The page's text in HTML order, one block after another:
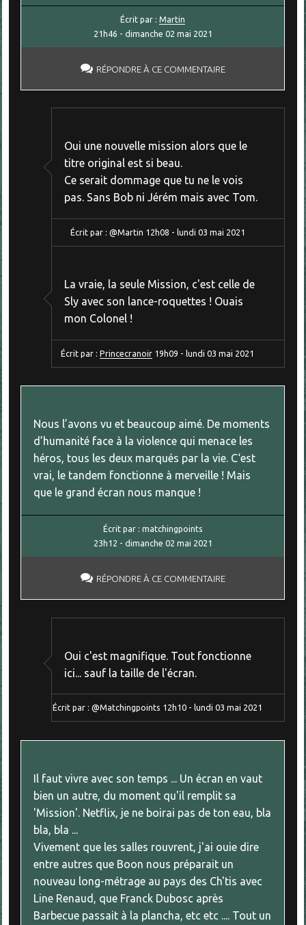
Écrit par :Martin
21h46 - dimanche 02 mai 2021
RÉPONDRE À CE COMMENTAIRE
Oui une nouvelle mission alors que le
titre original est si beau.
Ce serait dommage que tu ne le vois
pas. Sans Bob ni Jérém mais avec Tom.
Écrit par : @Martin 12h08 - lundi 03 mai 2021
La vraie, la seule Mission, c'est celle de
Sly avec son lance-roquettes ! Ouais
mon Colonel !
Écrit par :Princecranoir 19h09 -lundi 03 mai 2021
Nous l’avons vu et beaucoup aimé. De moments
d’humanité face à la violence qui menace les
héros, tous les deux marqués par la vie. C‘est
vrai, le tandem fonctionne à merveille ! Mais
que le grand écran nous manque !
Écrit par : matchingpoints
23h12 - dimanche 02 mai 2021
RÉPONDRE À CE COMMENTAIRE
Oui c'est magnifique. Tout fonctionne
ici... sauf la taille de l'écran.
Écrit par :@Matchingpoints 12h10 - lundi 03 mai 2021
Il faut vivre avec son temps ... Un écran en vaut
bien un autre, du moment qu'il remplit sa
'Mission'. Netflix, je ne boirai pas de ton eau, bla
bla, bla ...
Vivement que les salles rouvrent, j'ai ouie dire
entre autres que Boon nous préparait un
nouveau long-métrage au pays des Ch'tis avec
Line Renaud, que Franck Dubosc après
Barbecue passait à la plancha, etc etc .... Tout un